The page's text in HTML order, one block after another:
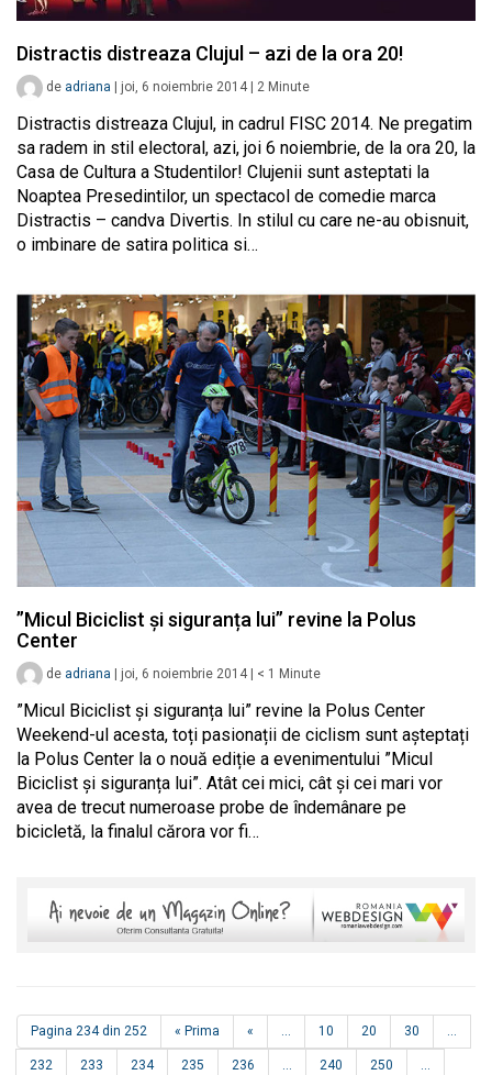
Distractis distreaza Clujul – azi de la ora 20!
de adriana joi, 6 noiembrie 2014 2 Minute
Distractis distreaza Clujul, in cadrul FISC 2014. Ne pregatim
sa radem in stil electoral, azi, joi 6 noiembrie, de la ora 20, la
Casa de Cultura a Studentilor! Clujenii sunt asteptati la
Noaptea Presedintilor, un spectacol de comedie marca
Distractis – candva Divertis. In stilul cu care ne-au obisnuit,
o imbinare de satira politica si…
”Micul Biciclist și siguranța lui” revine la Polus
Center
de adriana joi, 6 noiembrie 2014 < 1 Minute
”Micul Biciclist și siguranța lui” revine la Polus Center
Weekend-ul acesta, toți pasionații de ciclism sunt așteptați
la Polus Center la o nouă ediție a evenimentului ”Micul
Biciclist și siguranța lui”. Atât cei mici, cât şi cei mari vor
avea de trecut numeroase probe de îndemânare pe
bicicletă, la finalul cărora vor fi…
Pagina 234 din 252 « Prima « ... 10 20 30 ...
232 233 234 235 236 ... 240 250 ...